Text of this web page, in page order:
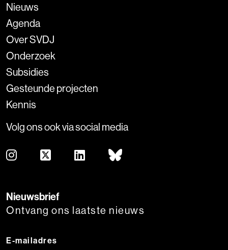
Nieuws
Agenda
Over SVDJ
Onderzoek
Subsidies
Gesteunde projecten
Kennis
Volg ons ook via social media
Nieuwsbrief
Ontvang ons laatste nieuws
E-mailadres